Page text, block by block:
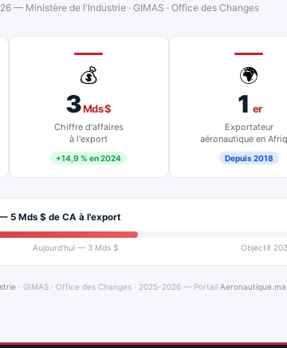
— Ministère de l'Industrie · GIMAS · Office des Changes
💰
3Mds $
Chiffre d'affaires
à l'export
+14,9 % en 2024
🌍
1 er
Exportateur
aéronautique en
Depuis 2018
5 Mds $ de CA à l'export
Aujourd'hui — 3 Mds $ Objectif
· GIMAS · Office des Changes · 2025-2026 — Portail Aeronautique.ma